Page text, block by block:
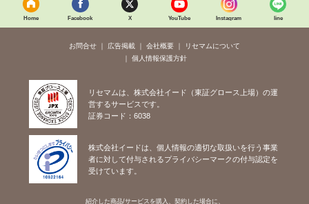
Home Facebook X YouTube Instagram line
お問合せ 広告掲載 会社概要
リセマムについて
個人情報保護方針
リセマムは、株式会社イード（東証グロース上場）の運
営するサービスです。
証券コード：6038
株式会社イードは、個人情報の適切な取扱いを行う事業
者に対して付与されるプライバシーマークの付与認定を
受けています。
紹介した商品/サービスを購入、契約した場合に、